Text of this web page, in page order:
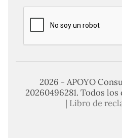
2026 - APOYO
20260496281. Todos
| Libro de